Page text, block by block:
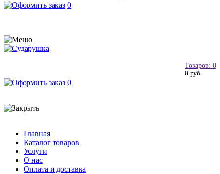
0
Товаров: 0
0 руб.
0
Главная
Каталог товаров
Услуги
О нас
Оплата и доставка